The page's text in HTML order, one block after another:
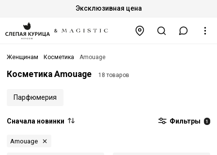
Эксклюзивная цена
Женщинам Косметика Amouage
Косметика Amouage 18 товаров
Парфюмерия
Сначала новинки Фильтры 1
Amouage